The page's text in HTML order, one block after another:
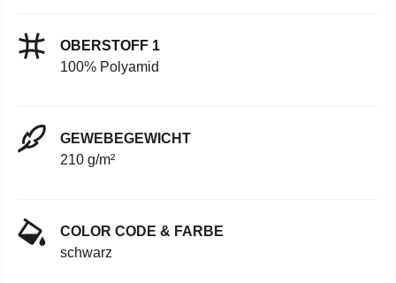
OBERSTOFF 1
100% Polyamid
GEWEBEGEWICHT
210 g/m²
COLOR CODE & FARBE
schwarz